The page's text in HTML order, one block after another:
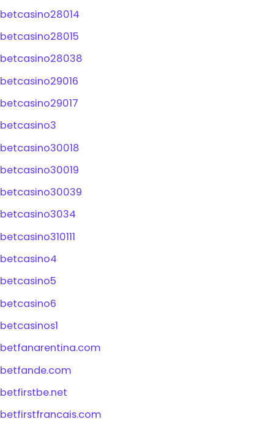
betcasino28014
betcasino28015
betcasino28038
betcasino29016
betcasino29017
betcasino3
betcasino30018
betcasino30019
betcasino30039
betcasino3034
betcasino310111
betcasino4
betcasino5
betcasino6
betcasinos1
betfanarentina.com
betfande.com
betfirstbe.net
betfirstfrancais.com